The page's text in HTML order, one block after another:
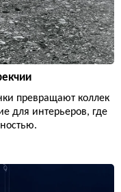
превращают коллек
для интерьеров, где